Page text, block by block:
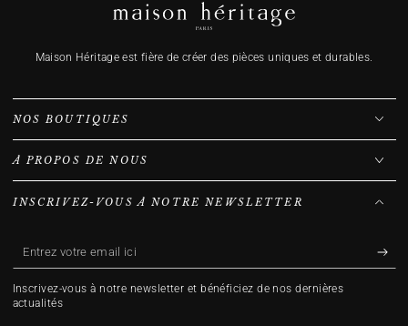
Maison Héritage est fière de créer des pièces uniques et durables.
NOS BOUTIQUES
À PROPOS DE NOUS
INSCRIVEZ-VOUS À NOTRE NEWSLETTER
Entrez
votre
email
Inscrivez-vous à notre newsletter et bénéficiez de nos dernières
actualités